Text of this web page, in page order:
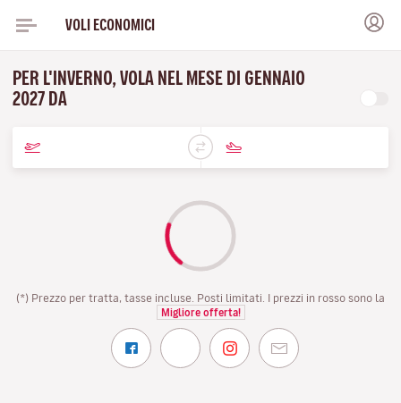
VOLI ECONOMICI
PER L'INVERNO, VOLA NEL MESE DI GENNAIO
2027 DA
(*) Prezzo per tratta, tasse incluse. Posti limitati. I prezzi in rosso sono la
Migliore offerta!